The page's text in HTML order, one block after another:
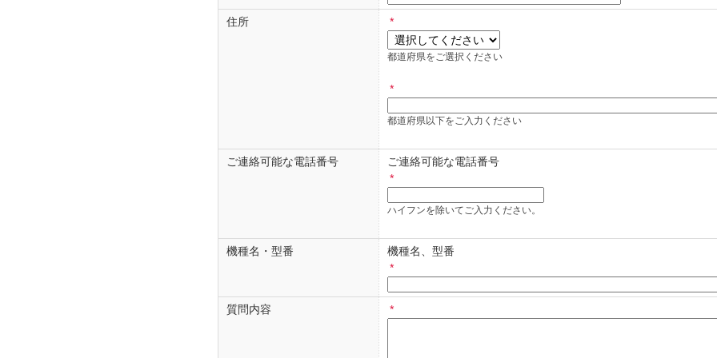
様で設計・製造されておりますので、各カーメーカー・ディーラー様へお問い合わせください
ォームでお問い合わせ頂きましても回答できませんのでご注意ください。
なお、修理に関する納期や見積もりにつきましては、ご依頼した店舗、業者にお問い合わせくだ
ご注意事項（お問い合わせフォームご利用、暗証番号共通）
営業時間外、土曜・日曜・祝日、年末年始休暇・夏季休暇期間にお問い合わせ頂いた際は、翌
当フォームでのお問い合わせは、日本国内に在住のお客様に限らせていただきます。
お電話などでご回答を差し上げる場合もございます。
お問い合わせに対するご回答は、お客様個人への情報提供です。ご回答した内容の他への転用
お問い合わせの内容によっては、「ご回答のできないもの」または「ご回答までお時間をいただ
ご回答できないお問い合わせ例：法規・法令に違反する恐れのあるもの、個人情報に関するもの
迷惑メールの設定によっては、フォルシアクラリオン・エレクトロニクス株式会社からのメー
す。
メールが届かない場合は、フォルシアクラリオン・エレクトロニクス株式会社からのメールが
指定受信で「@cs.clarion.forvia.com」を許可するように設定してください。
住所 *
都道府県をご選択ください
*
都道府県以下をご入力ください
ご連絡可能な電話番号
ご連絡可能な電話番号
*
ハイフンを除いてご入力ください。
機種名・型番
機種名、型番
*
質問内容 *